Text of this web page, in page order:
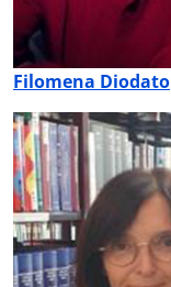
Filomena Diodato